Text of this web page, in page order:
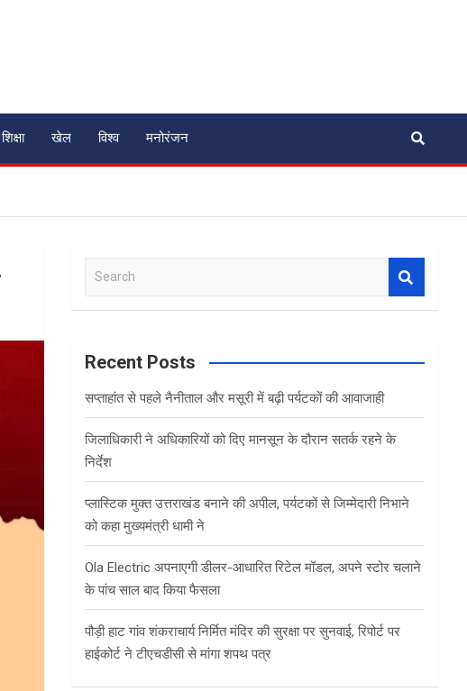
शिक्षा खेल विश्व मनोरंजन
a
c
Recent Posts
सप्ताहांत से पहले नैनीताल और मसूरी में बढ़ी पर्यटकों की आवाजाही
जिलाधिकारी ने अधिकारियों को दिए मानसून के दौरान सतर्क रहने के
निर्देश
प्लास्टिक मुक्त उत्तराखंड बनाने की अपील, पर्यटकों से जिम्मेदारी निभाने
को कहा मुख्यमंत्री धामी ने
Ola Electric अपनाएगी डीलर-आधारित रिटेल मॉडल, अपने स्टोर चलाने
के पांच साल बाद किया फैसला
पौड़ी हाट गांव शंकराचार्य निर्मित मंदिर की सुरक्षा पर सुनवाई, रिपोर्ट पर
हाईकोर्ट ने टीएचडीसी से मांगा शपथ पत्र